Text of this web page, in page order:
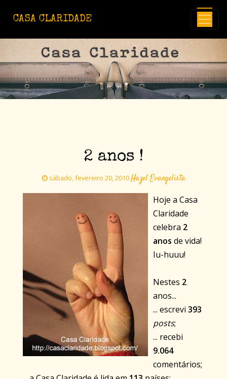
CASA CLARIDADE
2 anos !
sábado, fevereiro 20, 2010Hazel Evangelista
Hoje a Casa
Claridade
celebra 2
anos de vida!
Iu-huuu!
Nestes 2
anos...
... escrevi 393
posts;
... recebi
9.064
comentários;